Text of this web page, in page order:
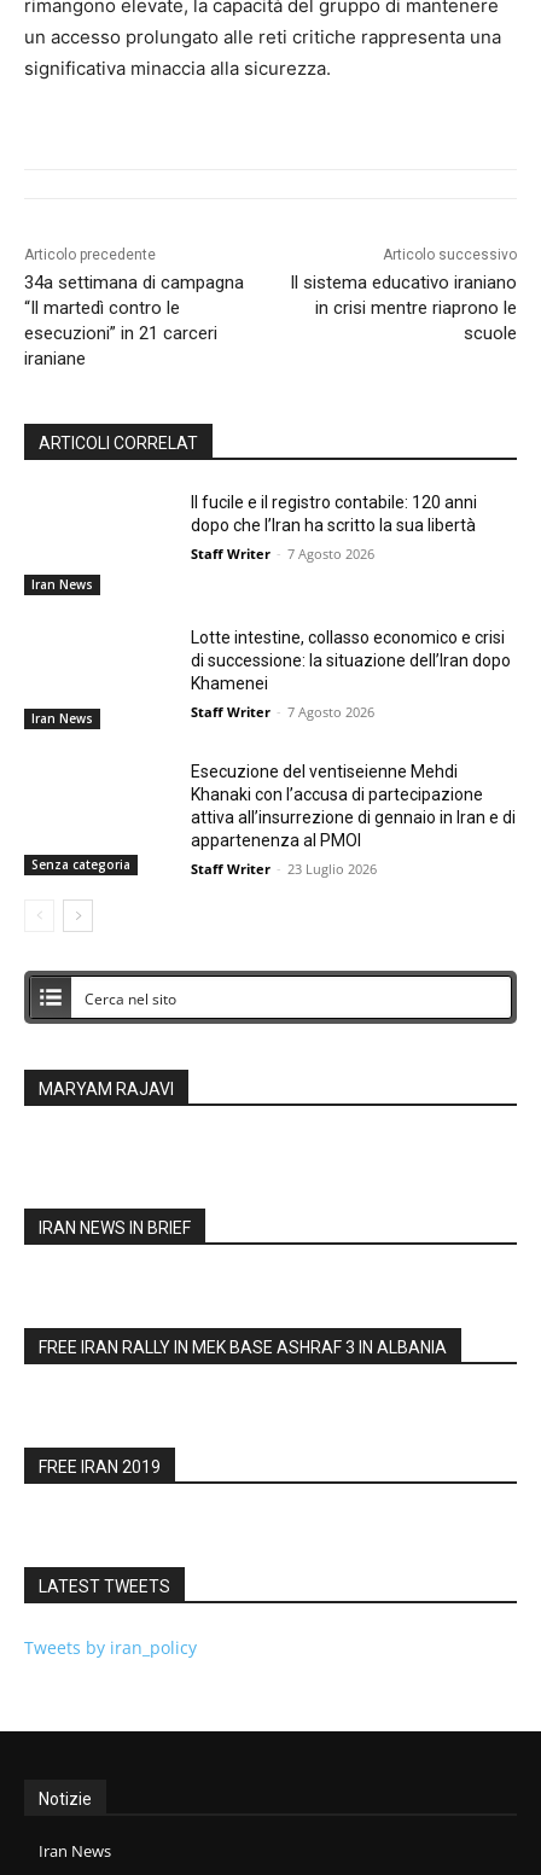
rimangono elevate, la capacità del gruppo di mantenere
un accesso prolungato alle reti critiche rappresenta una
significativa minaccia alla sicurezza.
Articolo precedente
34a settimana di campagna
“Il martedì contro le
esecuzioni” in 21 carceri
iraniane
Articolo successivo
Il sistema educativo iraniano
in crisi mentre riaprono le
scuole
ARTICOLI CORRELAT
Iran News
Il fucile e il registro contabile: 120 anni
dopo che l’Iran ha scritto la sua libertà
Staff Writer - 7 Agosto 2026
Iran News
Lotte intestine, collasso economico e crisi
di successione: la situazione dell’Iran dopo
Khamenei
Staff Writer - 7 Agosto 2026
Senza categoria
Esecuzione del ventiseienne Mehdi
Khanaki con l’accusa di partecipazione
attiva all’insurrezione di gennaio in Iran e di
appartenenza al PMOI
Staff Writer - 23 Luglio 2026
MARYAM RAJAVI
IRAN NEWS IN BRIEF
FREE IRAN RALLY IN MEK BASE ASHRAF 3 IN ALBANIA
FREE IRAN 2019
LATEST TWEETS
Tweets by iran_policy
Notizie
Iran News